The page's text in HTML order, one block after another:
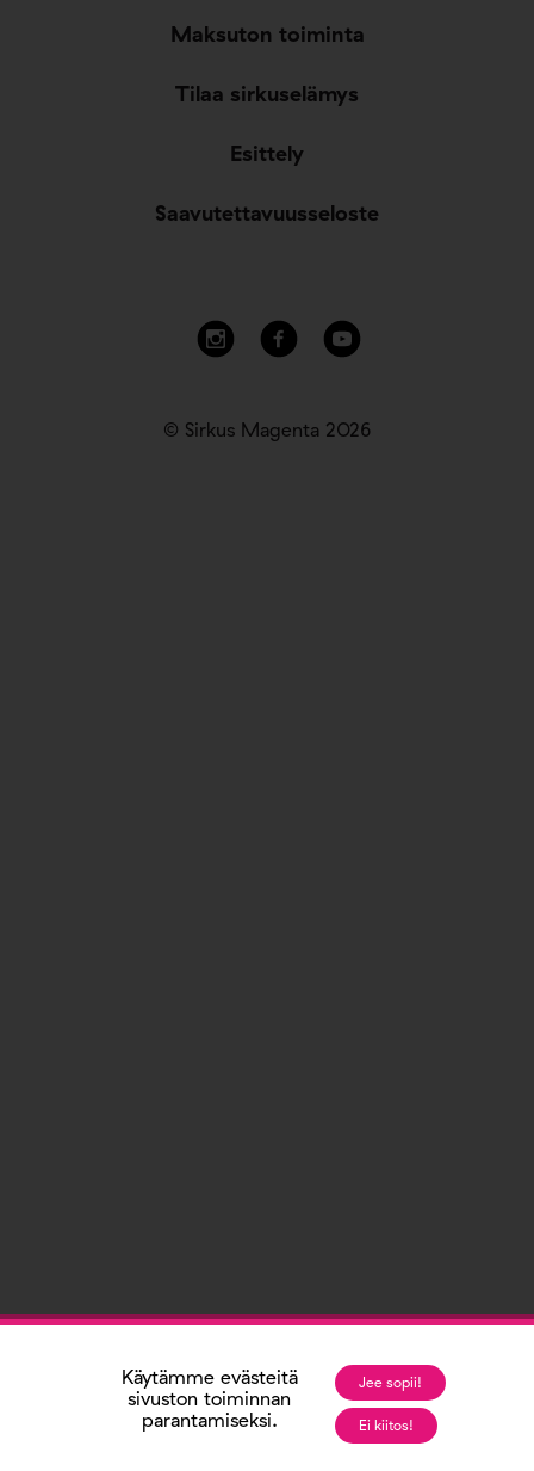
Maksuton toiminta
Tilaa sirkuselämys
Esittely
Saavutettavuusseloste
© Sirkus Magenta 2026
Käytämme evästeitä
sivuston toiminnan
parantamiseksi.
Jee sopii!
Ei kiitos!